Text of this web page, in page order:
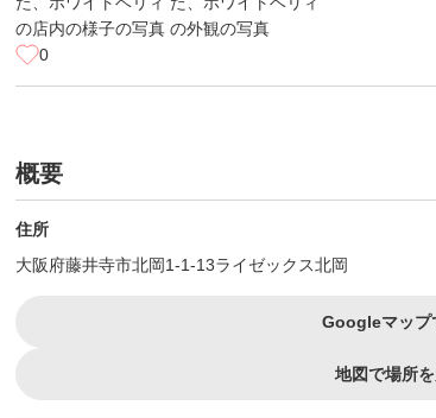
0
概要
住所
大阪府藤井寺市北岡1-1-13ライゼックス北岡
Googleマップ
地図で場所